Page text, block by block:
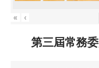
« ‹
第三屆常務